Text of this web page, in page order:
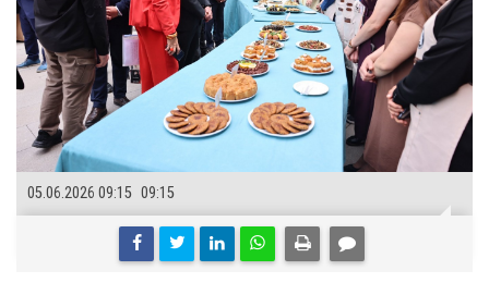
09:15
05.06.2026 09:15